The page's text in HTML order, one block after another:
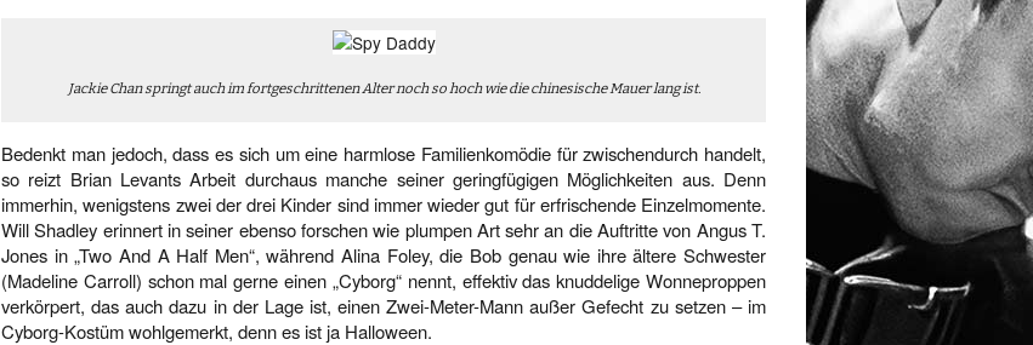
Jackie Chan springt auch im fortgeschrittenen Alter noch so hoch wie die chinesische Mauer lang ist.
Bedenkt man jedoch, dass es sich um eine harmlose Familienkomödie für zwischendurch handelt,
so reizt Brian Levants Arbeit durchaus manche seiner geringfügigen Möglichkeiten aus. Denn
immerhin, wenigstens zwei der drei Kinder sind immer wieder gut für erfrischende Einzelmomente.
Will Shadley erinnert in seiner ebenso forschen wie plumpen Art sehr an die Auftritte von Angus T.
Jones in „Two And A Half Men“, während Alina Foley, die Bob genau wie ihre ältere Schwester
(Madeline Carroll) schon mal gerne einen „Cyborg“ nennt, effektiv das knuddelige Wonneproppen
verkörpert, das auch dazu in der Lage ist, einen Zwei-Meter-Mann außer Gefecht zu setzen – im
Cyborg-Kostüm wohlgemerkt, denn es ist ja Halloween.